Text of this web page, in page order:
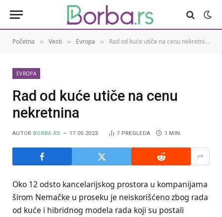
Početna » Vesti » Evropa » Rad od kuće utiče na cenu nekretnina
EVROPA
Rad od kuće utiče na cenu
nekretnina
AUTOR BORBA.RS 17.05.2023. 7 PREGLEDA 1 MIN.
Oko 12 odsto kancelarijskog prostora u kompanijama
širom Nemačke u proseku je neiskorišćeno zbog rada
od kuće i hibridnog modela rada koji su postali